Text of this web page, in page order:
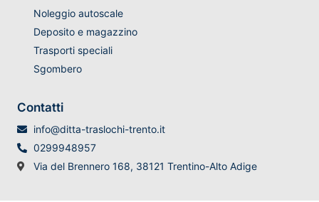
Noleggio autoscale
Deposito e magazzino
Trasporti speciali
Sgombero
Contatti
info@ditta-traslochi-trento.it
0299948957
Via del Brennero 168, 38121 Trentino-Alto Adige